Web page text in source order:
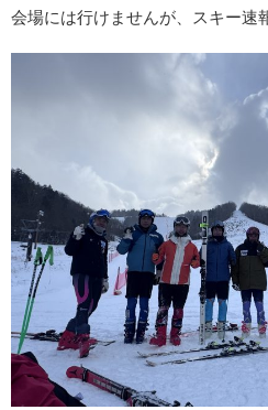
会場には行けませんが、スキー速